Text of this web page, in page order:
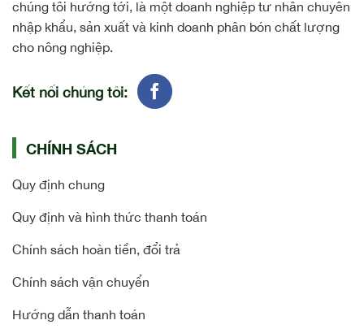
chúng tôi hướng tới, là một doanh nghiệp tư nhân chuyên
nhập khẩu, sản xuất và kinh doanh phân bón chất lượng
cho nông nghiệp.
Kết nối chúng tôi:
CHÍNH SÁCH
Quy định chung
Quy định và hình thức thanh toán
Chính sách hoàn tiền, đổi trả
Chính sách vận chuyển
Hướng dẫn thanh toán